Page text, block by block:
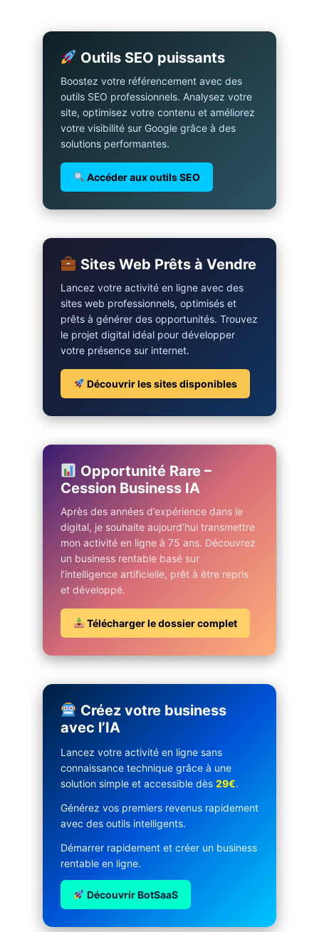
Outils SEO puissants
Boostez votre référencement avec des
outils SEO professionnels. Analysez votre
site, optimisez votre contenu et améliorez
votre visibilité sur Google grâce à des
solutions performantes.
Accéder aux outils SEO
Sites Web Prêts à Vendre
Lancez votre activité en ligne avec des
sites web professionnels, optimisés et
prêts à générer des opportunités. Trouvez
le projet digital idéal pour développer
votre présence sur internet.
Découvrir les sites disponibles
Opportunité Rare –
Cession Business IA
Après des années d’expérience dans le
digital, je souhaite aujourd’hui transmettre
mon activité en ligne à 75 ans. Découvrez
un business rentable basé sur
l’intelligence artificielle, prêt à être repris
et développé.
Télécharger le dossier complet
Créez votre business
avec l’IA
Lancez votre activité en ligne sans
connaissance technique grâce à une
solution simple et accessible dès 29€.
Générez vos premiers revenus rapidement
avec des outils intelligents.
Démarrer rapidement et créer un business
rentable en ligne.
Découvrir BotSaaS